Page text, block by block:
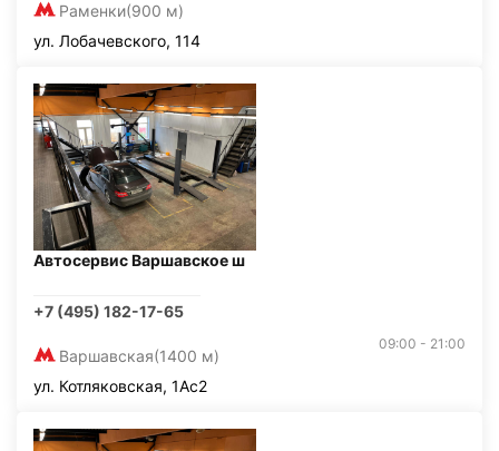
Раменки(900 м)
ул. Лобачевского, 114
Автосервис Варшавское ш
+7 (495) 182-17-65
Варшавская(1400 м)
09:00 - 21:00
ул. Котляковская, 1Ас2